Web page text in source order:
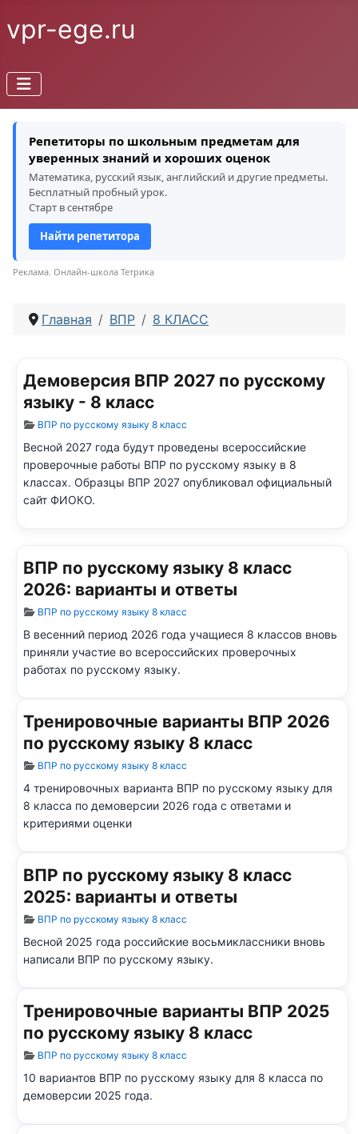
vpr-ege.ru
Репетиторы по школьным предметам для
уверенных знаний и хороших оценок
Математика, русский язык, английский и другие предметы.
Бесплатный пробный урок.
Старт в сентябре
Найти репетитора
Реклама. Онлайн-школа Тетрика
Главная ВПР 8 КЛАСС
Демоверсия ВПР 2027 по русскому
языку - 8 класс
Информация о материале
ВПР по русскому языку 8 класс
Весной 2027 года будут проведены всероссийские
проверочные работы ВПР по русскому языку в 8
классах. Образцы ВПР 2027 опубликовал официальный
сайт ФИОКО.
ВПР по русскому языку 8 класс
2026: варианты и ответы
Информация о материале
ВПР по русскому языку 8 класс
В весенний период 2026 года учащиеся 8 классов вновь
приняли участие во всероссийских проверочных
работах по русскому языку.
Тренировочные варианты ВПР 2026
по русскому языку 8 класс
Информация о материале
ВПР по русскому языку 8 класс
4 тренировочных варианта ВПР по русскому языку для
8 класса по демоверсии 2026 года с ответами и
критериями оценки
ВПР по русскому языку 8 класс
2025: варианты и ответы
Информация о материале
ВПР по русскому языку 8 класс
Весной 2025 года российские восьмиклассники вновь
написали ВПР по русскому языку.
Тренировочные варианты ВПР 2025
по русскому языку 8 класс
Информация о материале
ВПР по русскому языку 8 класс
10 вариантов ВПР по русскому языку для 8 класса по
демоверсии 2025 года.